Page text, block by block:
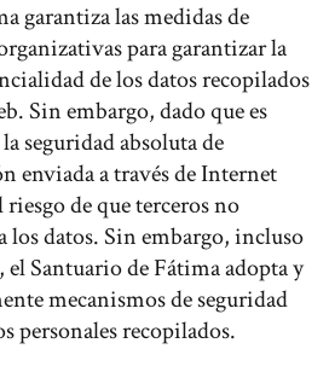
garantiza las medidas de
para garantizar la
de los datos recopilados
Sin embargo, dado que es
seguridad absoluta de
enviada a través de Internet
de que terceros no
los datos. Sin embargo, incluso
el Santuario de Fátima adopta y
mecanismos de seguridad
personales recopilados.